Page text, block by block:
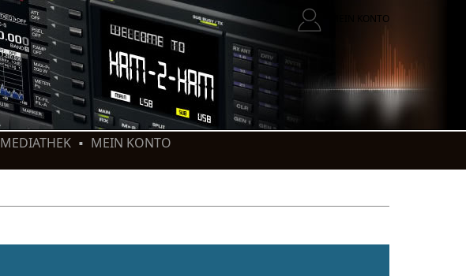
MEIN KONTO
MEDIATHEK MEIN KONTO